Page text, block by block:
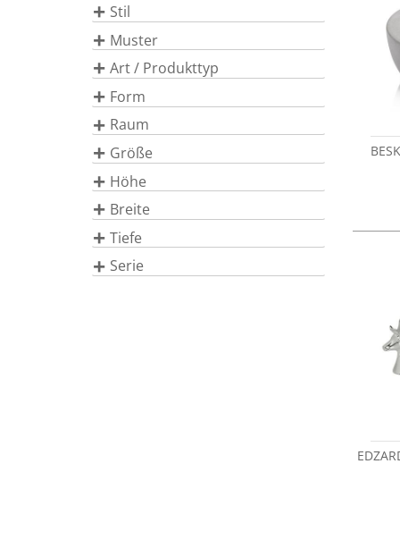
Stil
Muster
Art / Produkttyp
Form
Raum
Größe
Höhe
Breite
Tiefe
Serie